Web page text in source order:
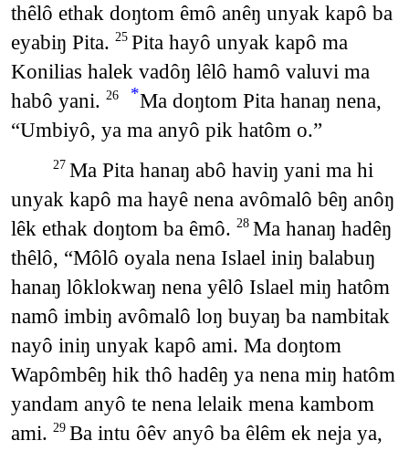
thêlô ethak doŋtom êmô anêŋ unyak kapô ba
eyabiŋ Pita. 25 Pita hayô unyak kapô ma
Konilias halek vadôŋ lêlô hamô valuvi ma
habô yani. 26 *Ma doŋtom Pita hanaŋ nena,
“Umbiyô, ya ma anyô pik hatôm o.”
27 Ma Pita hanaŋ abô haviŋ yani ma hi
unyak kapô ma hayê nena avômalô bêŋ anôŋ
lêk ethak doŋtom ba êmô. 28 Ma hanaŋ hadêŋ
thêlô, “Môlô oyala nena Islael iniŋ balabuŋ
hanaŋ lôklokwaŋ nena yêlô Islael miŋ hatôm
namô imbiŋ avômalô loŋ buyaŋ ba nambitak
nayô iniŋ unyak kapô ami. Ma doŋtom
Wapômbêŋ hik thô hadêŋ ya nena miŋ hatôm
yandam anyô te nena lelaik mena kambom
ami. 29 Ba intu ôêv anyô ba êlêm ek neja ya,